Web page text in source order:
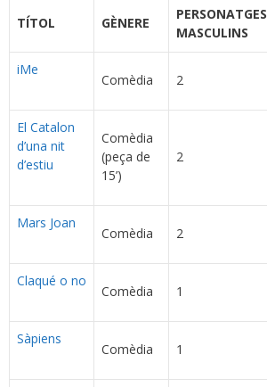
TÍTOL GÈNERE
PERSONATGES
MASCULINS
iMe
Comèdia 2
El Catalon
d’una nit
d’estiu
Comèdia
(peça de
15’)
2
Mars Joan
Comèdia 2
Claqué o no
Comèdia 1
Sàpiens
Comèdia 1